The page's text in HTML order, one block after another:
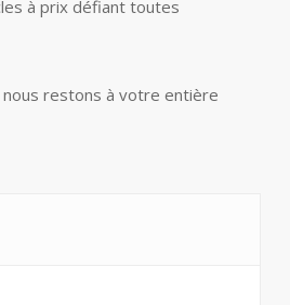
à prix défiant toutes
restons à votre entière